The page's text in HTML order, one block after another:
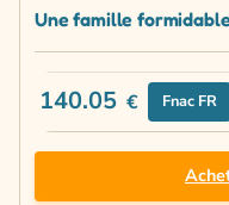
Une famille
140.05 € Fnac FR